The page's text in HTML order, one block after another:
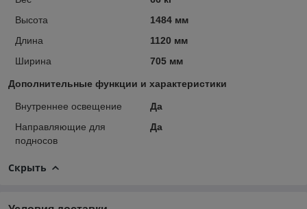
Высота
1484 мм
Длина
1120 мм
Ширина
705 мм
Дополнительные функции и характеристики
Внутреннее освещение
Да
Направляющие для
подносов
Да
Скрыть